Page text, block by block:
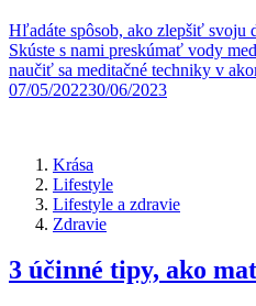
Hľadáte spôsob, ako zlepšiť svoju
Skúste s nami preskúmať vody
naučiť sa meditačné techniky v
07/05/202230/06/2023
Krása
Lifestyle
Lifestyle a zdravie
Zdravie
3 účinné tipy, ako